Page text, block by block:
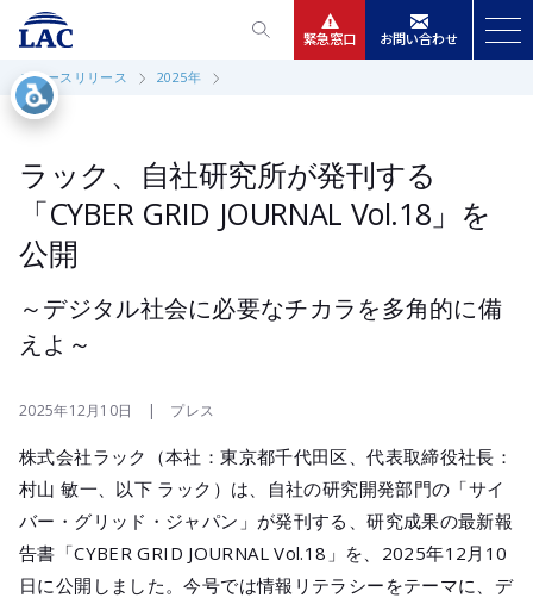
緊急窓口 お問い合わせ
ニュースリリース
会社情報
IR情報
メールマガ
ニュースリリース 2025年
ラック、自社研究所が発刊する
「CYBER GRID JOURNAL Vol.18」を
公開
～デジタル社会に必要なチカラを多角的に備
えよ～
2025年12月10日 | プレス
株式会社ラック（本社：東京都千代田区、代表取締役社長：
村山 敏一、以下 ラック）は、自社の研究開発部門の「サイ
バー・グリッド・ジャパン」が発刊する、研究成果の最新報
告書「CYBER GRID JOURNAL Vol.18」を、2025年12月10
日に公開しました。今号では情報リテラシーをテーマに、デ